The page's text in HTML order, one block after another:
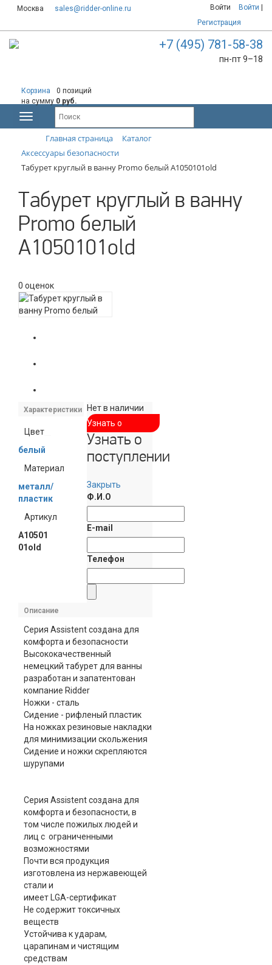
Москва sales@ridder-online.ru Войти Войти
Регистрация
+7 (495) 781-58-38
пн-пт 9–18
Корзина
0 позиций
на сумму 0 руб.
Главная страница
Каталог
Аксессуары безопасности
Табурет круглый в ванну Promo белый А1050101old
Табурет круглый в ванну
Promo белый
А1050101old
0 оценок
Характеристики
Цвет
белый
Материал
металл/
пластик
Артикул
А10501
01old
Нет в наличии
Узнать о
поступлении
Узнать о
поступлении
Закрыть
Ф.И.О
E-mail
Телефон
Описание
Серия Assistent создана для
комфорта и безопасности
Высококачественный
немецкий табурет для ванны
разработан и запатентован
компание Ridder
Ножки - сталь
Сидение - рифленый пластик
На ножках резиновые накладки
для минимизации скольжения
Сидение и ножки скрепляются
шурупами
Серия Assistent создана для
комфорта и безопасности, в
том числе пожилых людей и
лиц с ограниченными
возможностями
Почти вся продукция
изготовлена из нержавеющей
стали и
имеет LGA-сертификат
Не содержит токсичных
веществ
Устойчива к ударам,
царапинам и чистящим
средствам